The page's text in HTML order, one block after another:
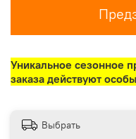
Уникальное сезонное
заказа действуют
Выбрать